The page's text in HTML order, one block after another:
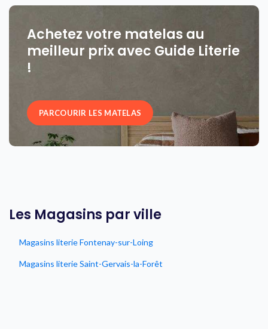
Achetez votre matelas au
meilleur prix avec Guide Literie
!
PARCOURIR LES MATELAS
Les Magasins par ville
Magasins literie Fontenay-sur-Loing
Magasins literie Saint-Gervais-la-Forêt